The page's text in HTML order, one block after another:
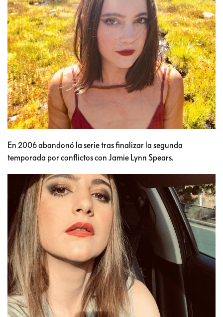
En 2006 abandonó la serie tras finalizar la segunda
temporada por conflictos con Jamie Lynn Spears.